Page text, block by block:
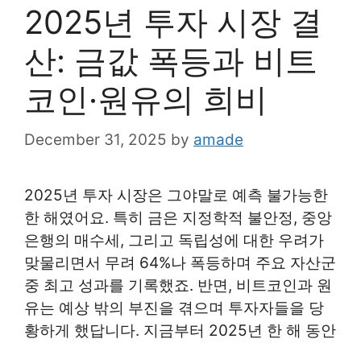
2025년 투자 시장 결
산: 금값 폭등과 비트
코인·원유의 희비
December 31, 2025 by amade
2025년 투자 시장은 그야말로 예측 불가능한
한 해였어요. 특히 금은 지정학적 불안정, 중앙
은행의 매수세, 그리고 독립성에 대한 우려가
맞물리면서 무려 64%나 폭등하며 주요 자산군
중 최고 성과를 기록했죠. 반면, 비트코인과 원
유는 예상 밖의 부진을 겪으며 투자자들을 당
황하게 했답니다. 지금부터 2025년 한 해 동안